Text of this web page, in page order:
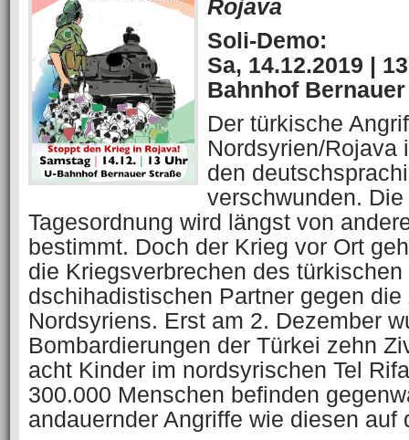
Rojava
Soli-Demo:
Sa, 14.12.2019 |
Bahnhof
Der türkische
Nordsyrien/Rojava
den
verschwunden.
Tagesordnung wird längst von
bestimmt. Doch der Krieg vor Ort
die Kriegsverbrechen des
dschihadistischen Partner gegen
Nordsyriens. Erst am 2. Dezember
Bombardierungen der Türkei zehn
acht Kinder im nordsyrischen Tel
300.000 Menschen befinden
andauernder Angriffe wie diesen auf